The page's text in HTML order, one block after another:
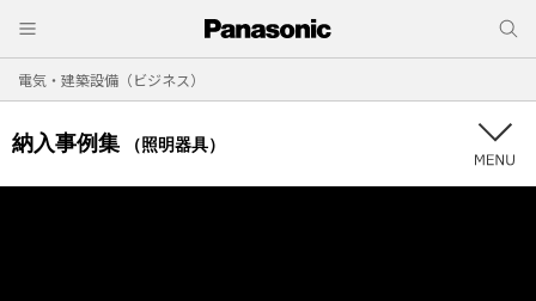
電気・建築設備（ビジネス）
納入事例集 （照明器具）